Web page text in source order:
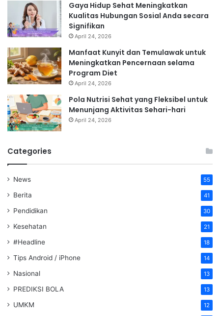
Gaya Hidup Sehat Meningkatkan
Kualitas Hubungan Sosial Anda secara
Signifikan
April 24, 2026
Manfaat Kunyit dan Temulawak untuk
Meningkatkan Pencernaan selama
Program Diet
April 24, 2026
Pola Nutrisi Sehat yang Fleksibel untuk
Menunjang Aktivitas Sehari-hari
April 24, 2026
Categories
News 55
Berita 41
Pendidikan 30
Kesehatan 21
#Headline 18
Tips Android / iPhone 14
Nasional 13
PREDIKSI BOLA 13
UMKM 12